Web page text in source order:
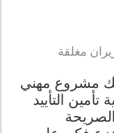
مشروع مهني
التأييد